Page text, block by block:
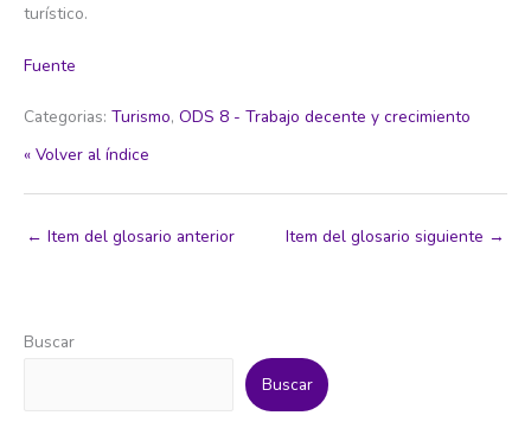
turístico.
Fuente
Categorias: Turismo, ODS 8 - Trabajo decente y crecimiento
« Volver al índice
← Item del glosario anterior Item del glosario siguiente →
Buscar
Buscar